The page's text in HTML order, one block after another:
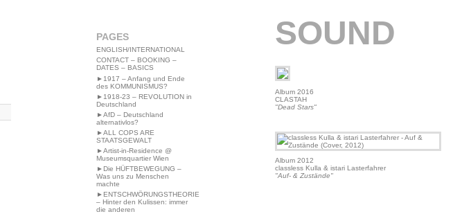
PAGES
ENGLISH/INTERNATIONAL
CONTACT – BOOKING –
DATES – BASICS
►1917 – Anfang und Ende
des KOMMUNISMUS?
►1918-23 – REVOLUTION in
Deutschland
►AfD – Deutschland
alternativlos?
►ALL COPS ARE
STAATSGEWALT
►Artist-in-Residence @
Museumsquartier Wien
►Die HÜFTBEWEGUNG –
Was uns zu Menschen
machte
►ENTSCHWÖRUNGSTHEORIE
– Hinter den Kulissen: immer
die anderen
SOUND
Album 2016
CLASTAH
"Dead Stars"
Album 2012
classless Kulla & istari Lasterfahrer
"Auf- & Zustände"